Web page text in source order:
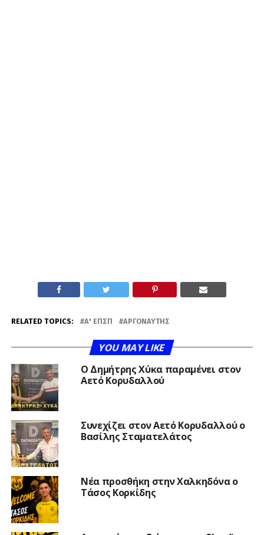
RELATED TOPICS: Α' ΕΠΣΠ ΑΡΓΟΝΑΎΤΗΣ
YOU MAY LIKE
O Δημήτρης Χύκα παραμένει στον
Αετό Κορυδαλλού
Συνεχίζει στον Αετό Κορυδαλλού ο
Βασίλης Σταματελάτος
Νέα προσθήκη στην Χαλκηδόνα ο
Τάσος Κορκίδης